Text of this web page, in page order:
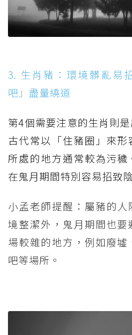
3. 生肖豬：環境髒亂易
吧」盡量繞道
第4個需要注意的生肖則
古代常以「住豬圈」來
所處的地方通常較為污
在鬼月期間特別容易招致
小孟老師提醒：屬豬的
境整潔外，鬼月期間也
場較雜的地方，例如廢
吧等場所。